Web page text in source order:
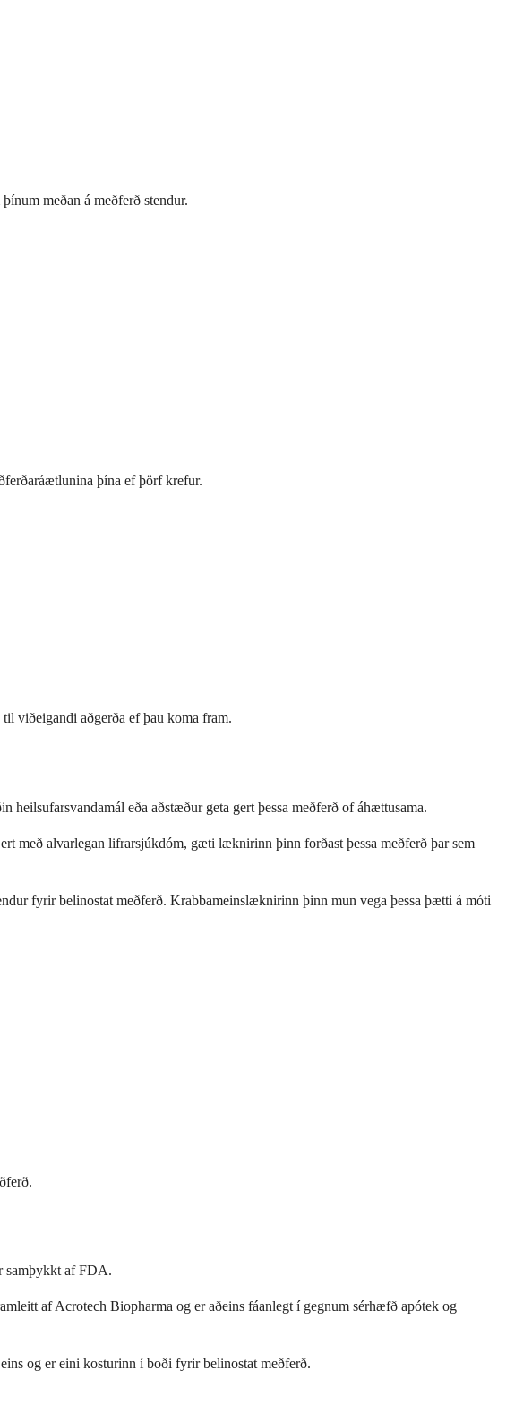
meðan á meðferð stendur.
þína ef þörf krefur.
viðeigandi aðgerða ef þau koma fram.
eða aðstæður geta gert þessa meðferð of áhættusama.
með alvarlegan lifrarsjúkdóm, gæti læknirinn þinn forðast þessa meðferð þar sem
fyrir belinostat meðferð. Krabbameinslæknirinn þinn mun vega þessa þætti á móti
samþykkt af FDA.
af Acrotech Biopharma og er aðeins fáanlegt í gegnum sérhæfð apótek og
og er eini kosturinn í boði fyrir belinostat meðferð.